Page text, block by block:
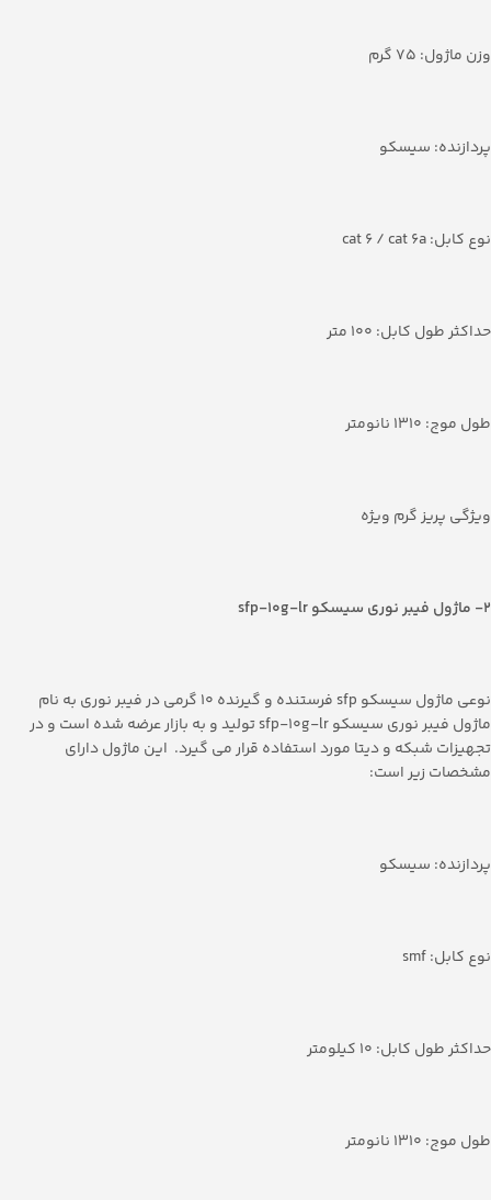
وزن ماژول: 75 گرم
پردازنده: سیسکو
نوع کابل: cat 6 / cat 6a
حداکثر طول کابل: 100 متر
طول موج: 1310 نانومتر
ویژگی پریز گرم ویژه
2- ماژول فیبر نوری سیسکو sfp-10g-lr
نوعی ماژول سیسکو sfp فرستنده و گیرنده 10 گرمی در فیبر نوری به نام
ماژول فیبر نوری سیسکو sfp-10g-lr تولید و به بازار عرضه شده است و در
تجهیزات شبکه و دیتا مورد استفاده قرار می گیرد. این ماژول دارای
مشخصات زیر است:
پردازنده: سیسکو
نوع کابل: smf
حداکثر طول کابل: 10 کیلومتر
طول موج: 1310 نانومتر